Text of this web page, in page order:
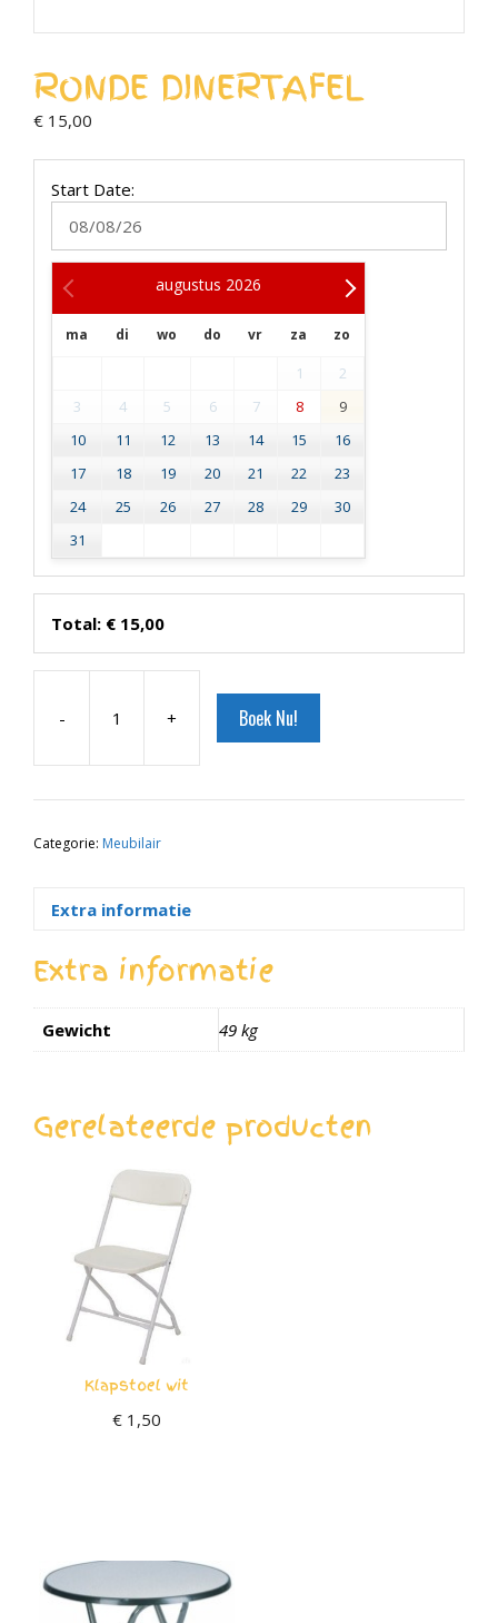
RONDE DINERTAFEL
€ 15,00
Start Date:
augustus 2026
ma di wo do vr za zo
1
2
3
4 5 6 7 8
9
10
11 12 13 14 15
16
17
18 19 20 21 22
23
24
25 26 27 28 29
30
31
Total: € 15,00
-
Ronde
+ Boek Nu!
Categorie: Meubilair
Extra informatie
Extra informatie
Gewicht 49 kg
Gerelateerde producten
Klapstoel wit
€ 1,50